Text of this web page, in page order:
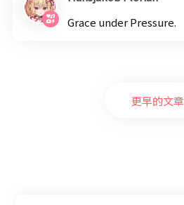
Grace under Pressure.
更早的文章